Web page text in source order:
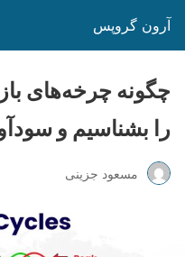
آرون گروپس
را بشناسیم و
مسعود جزینی